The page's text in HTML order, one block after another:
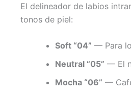
El delineador de labios
tonos de piel:
Soft “04” — Para
Neutral “05” — El
Mocha “06” —